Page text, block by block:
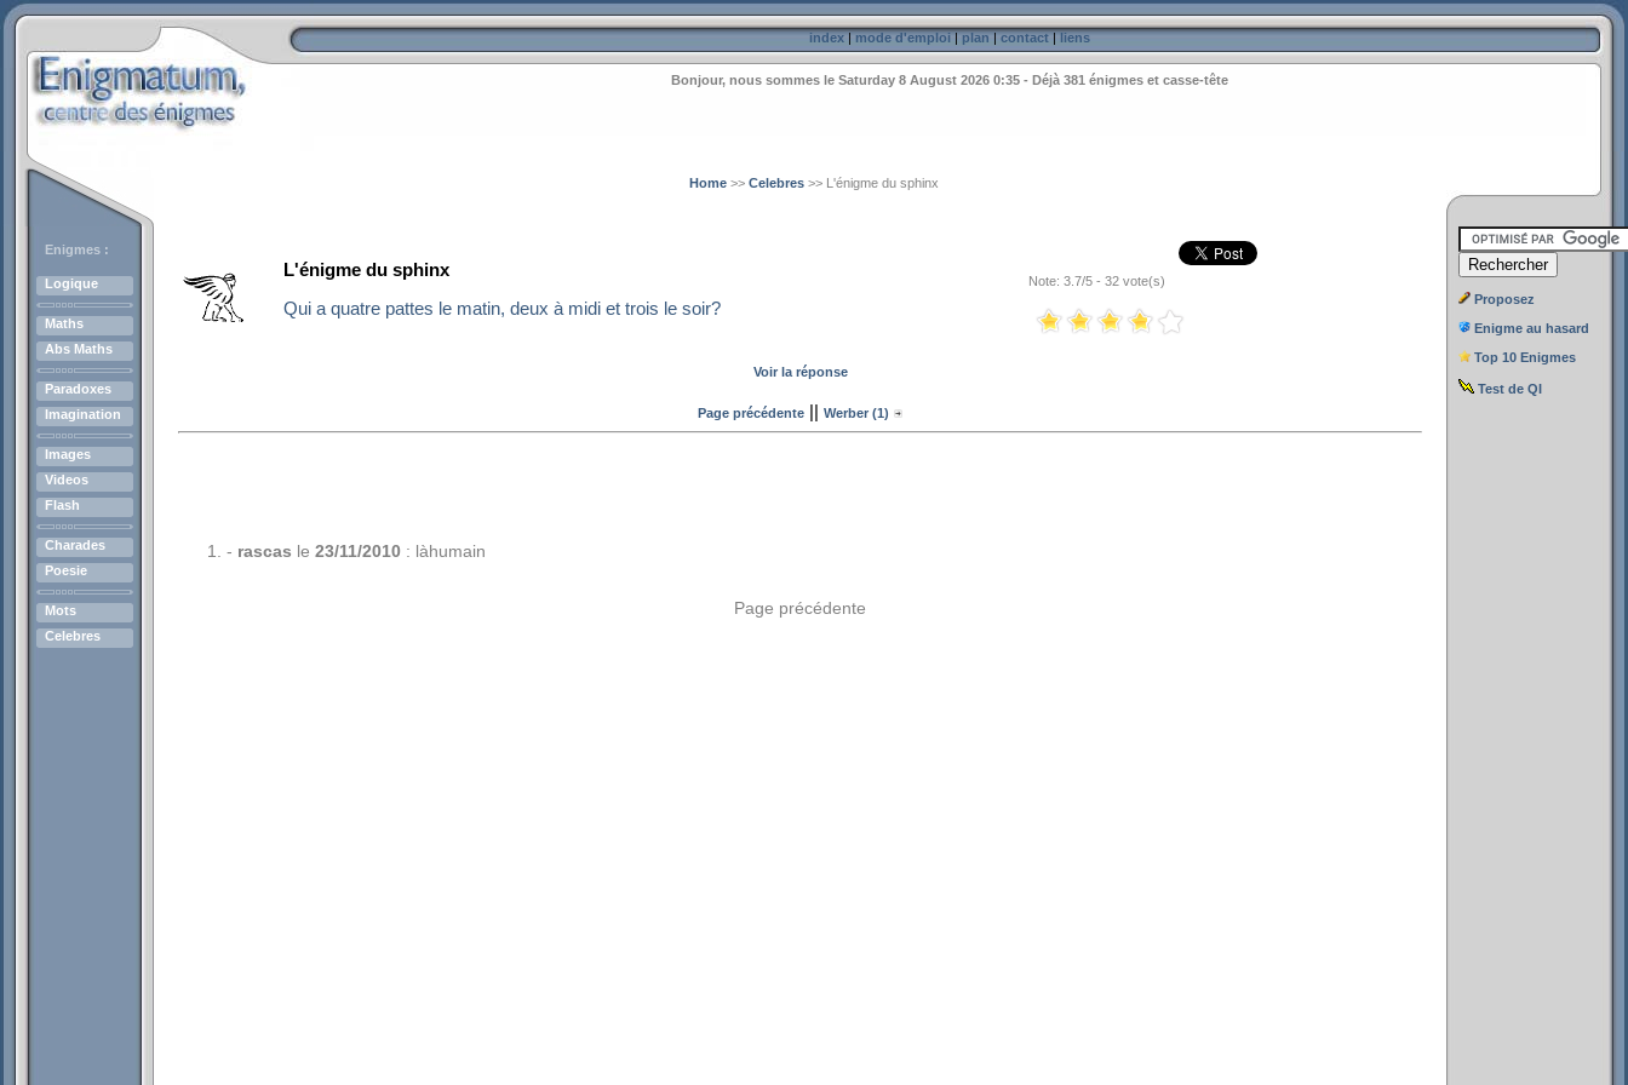
index|mode d'emploi|plan|contact|liens
Bonjour, nous sommes le Saturday 8 August 2026 0:35 - Déjà 381 énigmes et casse-tête
Home >> Celebres >> L'énigme du sphinx
Enigmes :
Logique
Maths
Abs Maths
Paradoxes
Imagination
Images
Videos
Flash
Charades
Poesie
Mots
Celebres
Proposez
Enigme au hasard
Top 10 Enigmes
Test de QI
L'énigme du sphinx
Qui a quatre pattes le matin, deux à midi et trois le soir?
Note: 3.7/5 - 32 vote(s)
Voir la réponse
Page précédente || Werber (1)
- rascas le 23/11/2010 : làhumain
Page précédente